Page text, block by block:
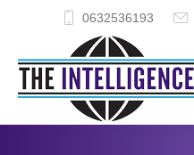
0632536193